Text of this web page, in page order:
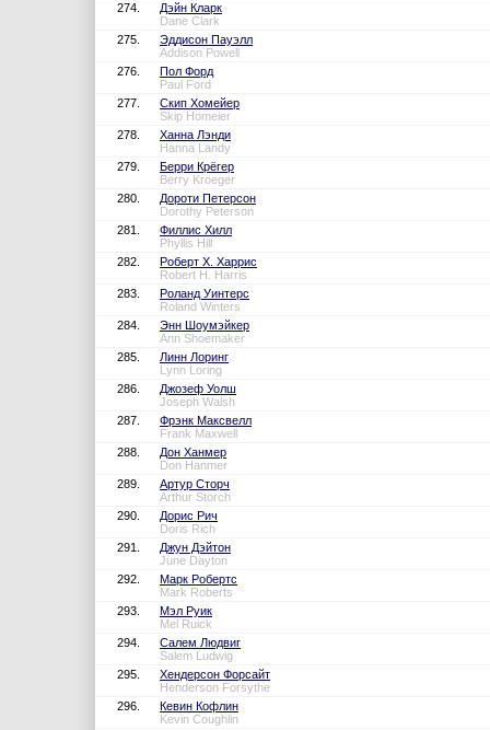
274.
Дэйн Кларк
Dane Clark
275.
Эддисон Пауэлл
Addison Powell
276.
Пол Форд
Paul Ford
277.
Скип Хомейер
Skip Homeier
278.
Ханна Лэнди
Hanna Landy
279.
Берри Крёгер
Berry Kroeger
280.
Дороти Петерсон
Dorothy Peterson
281.
Филлис Хилл
Phyllis Hill
282.
Роберт Х. Харрис
Robert H. Harris
283.
Роланд Уинтерс
Roland Winters
284.
Энн Шоумэйкер
Ann Shoemaker
285.
Линн Лоринг
Lynn Loring
286.
Джозеф Уолш
Joseph Walsh
287.
Фрэнк Максвелл
Frank Maxwell
288.
Дон Ханмер
Don Hanmer
289.
Артур Сторч
Arthur Storch
290.
Дорис Рич
Doris Rich
291.
Джун Дэйтон
June Dayton
292.
Марк Робертс
Mark Roberts
293.
Мэл Руик
Mel Ruick
294.
Салем Людвиг
Salem Ludwig
295.
Хендерсон Форсайт
Henderson Forsythe
296.
Кевин Кофлин
Kevin Coughlin